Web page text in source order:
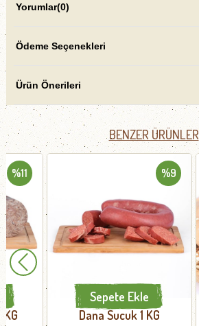
Yorumlar(0)
Ödeme Seçenekleri
Ürün Önerileri
BENZER ÜRÜNLER
Dana Sucuk 1 KG
Sepete Ekle